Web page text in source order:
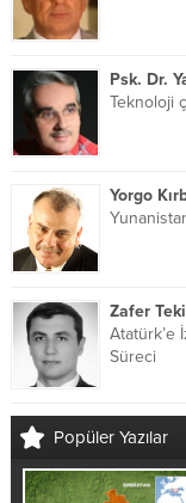
Psk. Dr.
Teknoloji
Yorgo
Zafer
Atatürk’e
Süreci
Popüler Yazılar